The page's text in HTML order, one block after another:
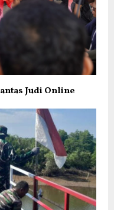
Judi Online